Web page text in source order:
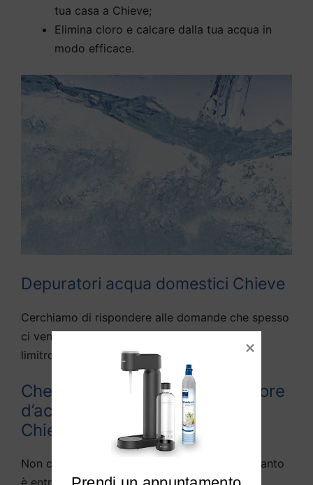
tua casa a Chieve;
Elimina cloro e calcare dalla tua acqua in
modo efficace.
Depuratori acqua domestici Chieve
Cerchiamo di rispondere alle domande che spesso
ci vengono fatte da diversi utenti di Chieve e
limitrofi:
Che differenza c’è tra depuratore
d’acqua e purificato d’acqua a
Chieve?
Non c’è teoricamente alcuna differenza, in quanto
è entrata nella lingua parlata la definizione di